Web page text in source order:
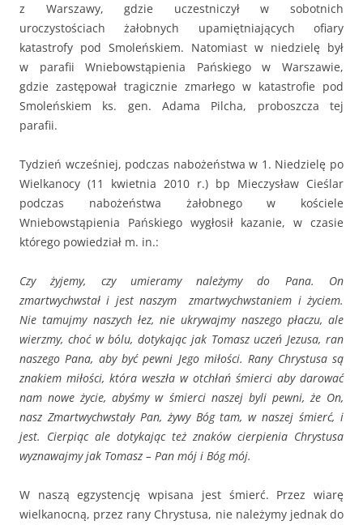
z Warszawy, gdzie uczestniczył w sobotnich
uroczystościach żałobnych upamiętniających ofiary
katastrofy pod Smoleńskiem. Natomiast w niedzielę był
w parafii Wniebowstąpienia Pańskiego w Warszawie,
gdzie zastępował tragicznie zmarłego w katastrofie pod
Smoleńskiem ks. gen. Adama Pilcha, proboszcza tej
parafii.
Tydzień wcześniej, podczas nabożeństwa w 1. Niedzielę po
Wielkanocy (11 kwietnia 2010 r.) bp Mieczysław Cieślar
podczas nabożeństwa żałobnego w kościele
Wniebowstąpienia Pańskiego wygłosił kazanie, w czasie
którego powiedział m. in.:
Czy żyjemy, czy umieramy należymy do Pana. On
zmartwychwstał i jest naszym zmartwychwstaniem i życiem.
Nie tamujmy naszych łez, nie ukrywajmy naszego płaczu, ale
wierzmy, choć w bólu, dotykając jak Tomasz uczeń Jezusa, ran
naszego Pana, aby być pewni Jego miłości. Rany Chrystusa są
znakiem miłości, która weszła w otchłań śmierci aby darować
nam nowe życie, abyśmy w śmierci naszej byli pewni, że On,
nasz Zmartwychwstały Pan, żywy Bóg tam, w naszej śmierć, i
jest. Cierpiąc ale dotykając też znaków cierpienia Chrystusa
wyznawajmy jak Tomasz – Pan mój i Bóg mój.
W naszą egzystencję wpisana jest śmierć. Przez wiarę
wielkanocną, przez rany Chrystusa, nie należymy jednak do